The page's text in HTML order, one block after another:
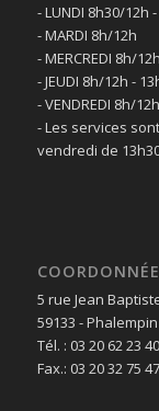
- LUNDI 8h30/12h
- MARDI 8h/12h
- MERCREDI 8h/
- JEUDI 8h/12h -
- VENDREDI 8h/12h
- Les services
vendredi de
5 rue Jean
59133 - Phalempin
Tél. : 03 20 62 23 40
Fax.: 03 20 32 75 47